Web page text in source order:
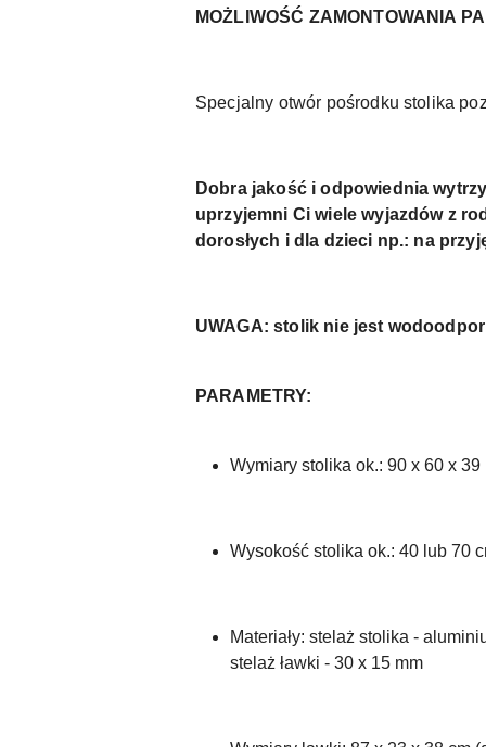
MOŻLIWOŚĆ ZAMONTOWANIA
Specjalny otwór pośrodku stolika
Dobra jakość i odpowiednia
uprzyjemni Ci wiele wyjazdów z
dorosłych i dla dzieci np.: na
UWAGA: stolik nie jest
PARAMETRY:
Wymiary stolika ok.: 90 x 60 x 39
Wysokość stolika ok.: 40 lub 70
Materiały: stelaż stolika -
stelaż ławki - 30 x 15 mm